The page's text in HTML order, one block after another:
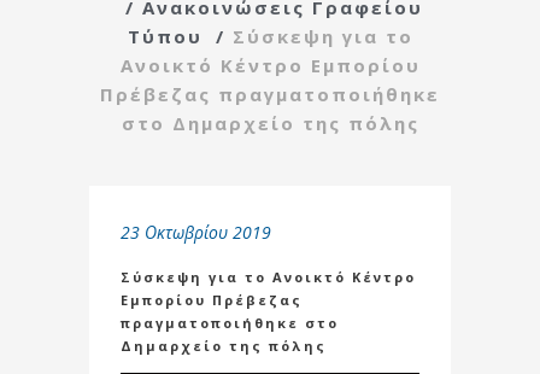
/ Ανακοινώσεις Γραφείου
Τύπου
/ Σύσκεψη για το
Ανοικτό Κέντρο Εμπορίου
Πρέβεζας πραγματοποιήθηκε
στο Δημαρχείο της πόλης
23 Οκτωβρίου 2019
Σύσκεψη για το Ανοικτό Κέντρο
Εμπορίου Πρέβεζας
πραγματοποιήθηκε στο
Δημαρχείο της πόλης